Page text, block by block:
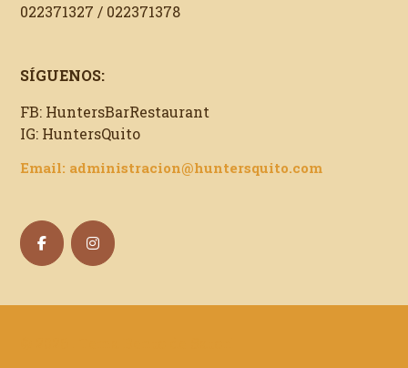
022371327 / 022371378
SÍGUENOS:
FB: HuntersBarRestaurant
IG: HuntersQuito
Email: administracion@huntersquito.com